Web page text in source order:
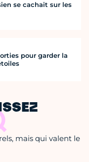
se cachait sur les
pour garder la
mais qui valent le